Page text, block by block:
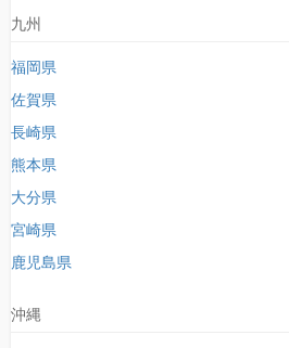
九州
福岡県
佐賀県
長崎県
熊本県
大分県
宮崎県
鹿児島県
沖縄